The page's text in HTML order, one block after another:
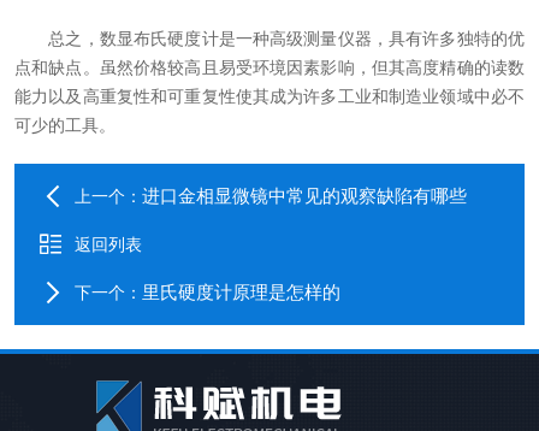
总之，数显布氏硬度计是一种高级测量仪器，具有许多独特的优
点和缺点。虽然价格较高且易受环境因素影响，但其高度精确的读数
能力以及高重复性和可重复性使其成为许多工业和制造业领域中必不
可少的工具。
上一个： 进口金相显微镜中常见的观察缺陷有哪些
返回列表
下一个： 里氏硬度计原理是怎样的